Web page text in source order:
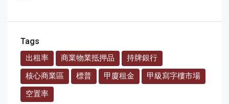
Tags
出租率 商業物業抵押品
持牌銀行
核心商業區
標普 甲廈租金
甲級寫字樓市場
空置率